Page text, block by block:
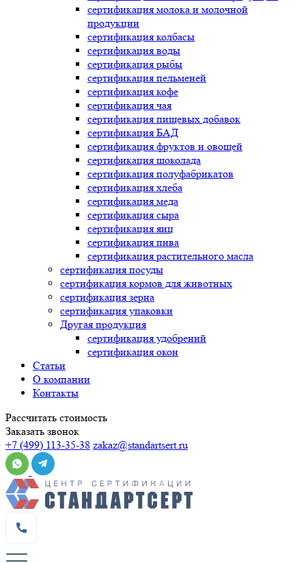
сертификация молока и молочной
продукции
сертификация колбасы
сертификация воды
сертификация рыбы
сертификация пельменей
сертификация кофе
сертификация чая
сертификация пищевых добавок
сертификация БАД
сертификация фруктов и овощей
сертификация шоколада
сертификация полуфабрикатов
сертификация хлеба
сертификация меда
сертификация сыра
сертификация яиц
сертификация пива
сертификация растительного масла
сертификация посуды
сертификация кормов для животных
сертификация зерна
сертификация упаковки
Другая продукция
сертификация удобрений
сертификация окон
Статьи
О компании
Контакты
Рассчитать стоимость
Заказать звонок
+7 (499) 113-35-38 zakaz@standartsert.ru